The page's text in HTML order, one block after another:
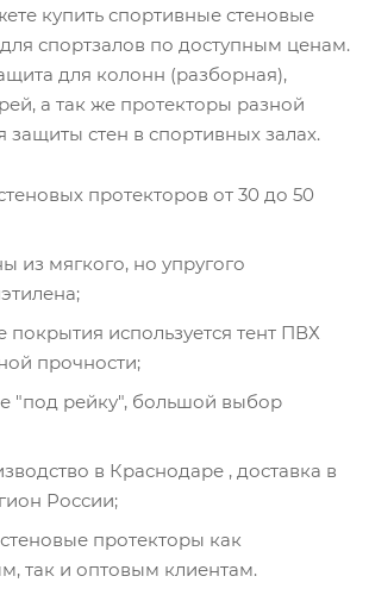
купить спортивные стеновые
спортзалов по доступным ценам.
для колонн (разборная),
а так же протекторы разной
стен в спортивных залах.
протекторов от 30 до 50
из мягкого, но упругого
покрытия используется тент ПВХ
прочности;
"под рейку", большой выбор
в Краснодаре , доставка в
России;
протекторы как
так и оптовым клиентам.